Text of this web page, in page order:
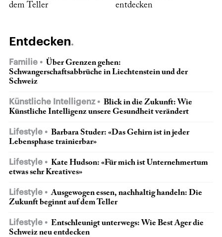
dem Teller
entdecken
Entdecken
Familie
Über Grenzen gehen:
Schwangerschaftsabbrüche in Liechtenstein und der
Schweiz
Künstliche Intelligenz
Blick in die Zukunft: Wie
Künstliche Intelligenz unsere Gesundheit verändert
Lifestyle
Barbara Studer: «Das Gehirn ist in jeder
Lebensphase trainierbar»
Lifestyle
Kate Hudson: «Für mich ist Unternehmertum
etwas sehr Kreatives»
Lifestyle
Ausgewogen essen, nachhaltig handeln: Die
Zukunft beginnt auf dem Teller
Lifestyle
Entschleunigt unterwegs: Wie Best Ager die
Schweiz neu entdecken